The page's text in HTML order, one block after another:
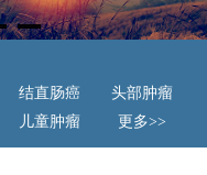
结直肠癌
头部肿瘤
儿童肿瘤 更多>>